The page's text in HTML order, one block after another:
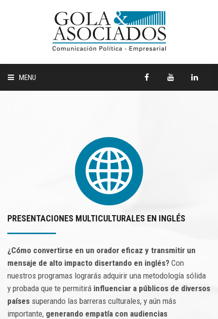
MENU
COMUNICACIÓN EMPRESARIAL
COMUNICACIÓN POLÍTICA
PRESENTACIONES MULTICULTURALES EN INGLÉS
¿Cómo convertirse en un orador eficaz y transmitir un
mensaje de alto impacto disertando en inglés? Con
nuestros programas lograrás adquirir una metodología sólida
y probada que te permitirá influenciar a públicos de diversos
países superando las barreras culturales, y aún más
importante, generando empatía con audiencias